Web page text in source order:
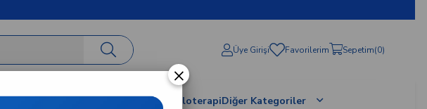
Üye Girişi Favorilerim Sepetim 0
Varis Çorapları Neural Terapi / ProloterapiDiğer Kategoriler
×